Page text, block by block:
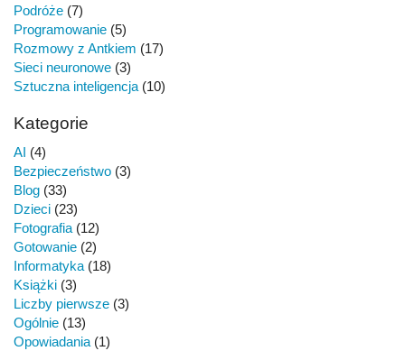
Podróże (7)
Programowanie (5)
Rozmowy z Antkiem (17)
Sieci neuronowe (3)
Sztuczna inteligencja (10)
Kategorie
AI (4)
Bezpieczeństwo (3)
Blog (33)
Dzieci (23)
Fotografia (12)
Gotowanie (2)
Informatyka (18)
Książki (3)
Liczby pierwsze (3)
Ogólnie (13)
Opowiadania (1)